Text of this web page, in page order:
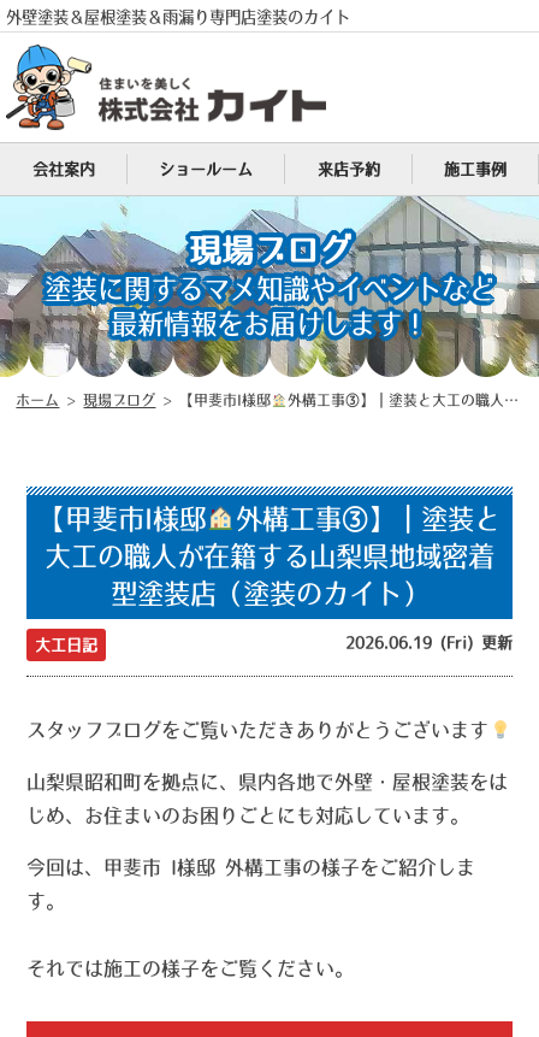
外壁塗装＆屋根塗装＆雨漏り専門店塗装のカイト
電話 MENU
会社案内 ショールーム 来店予約 施工事例
現場ブログ
塗装に関するマメ知識やイベントなど
最新情報をお届けします！
ホーム >現場ブログ > 【甲斐市I様邸 外構工事③】｜塗装と大工の職人が在籍する山梨県地域密着型塗装店（塗装のカイト）
【甲斐市I様邸
外構工事③】｜塗装と
大工の職人が在籍する山梨県地域密着
型塗装店（塗装のカイト）
大工日記 2026.06.19 (Fri) 更新
スタッフブログをご覧いただきありがとうございます
山梨県昭和町を拠点に、県内各地で外壁・屋根塗装をは
じめ、お住まいのお困りごとにも対応しています。
今回は、甲斐市 I様邸 外構工事の様子をご紹介しま
す。
それでは施工の様子をご覧ください。